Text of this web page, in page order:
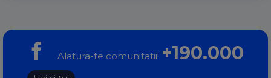
Alatura-te comunitatii! +190.000